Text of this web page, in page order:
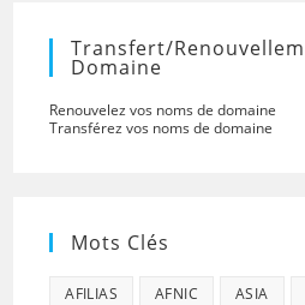
Transfert/
Domaine
Renouvelez vos noms de domaine
Transférez vos noms de domaine
Mots Clés
AFILIAS AFNIC ASIA